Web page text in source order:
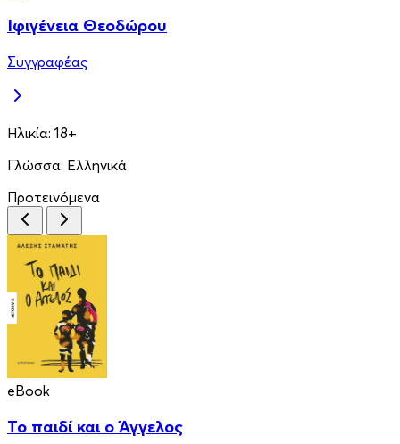
Ιφιγένεια Θεοδώρου
Συγγραφέας
Ηλικία: 18+
Γλώσσα: Ελληνικά
Προτεινόμενα
eBook
Το παιδί και ο Άγγελος